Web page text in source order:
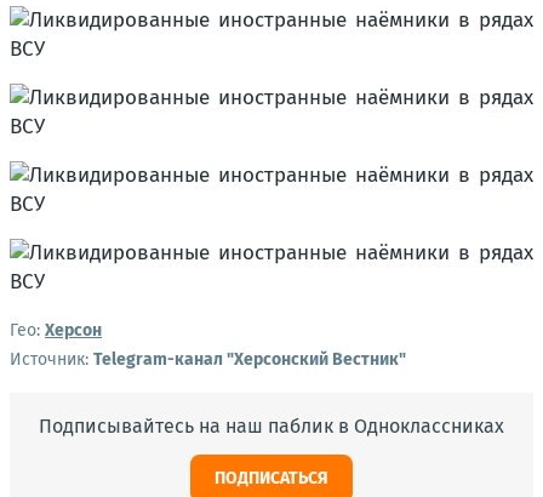
Гео: Херсон
Источник: Telegram-канал "Херсонский Вестник"
Подписывайтесь на наш паблик в Одноклассниках
ПОДПИСАТЬСЯ